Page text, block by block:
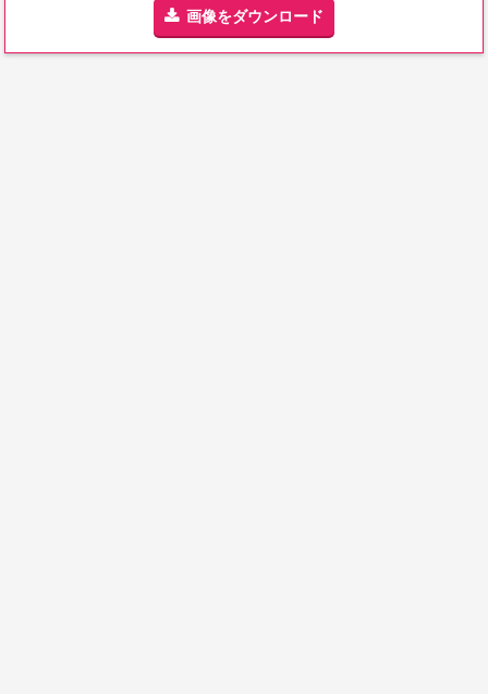
画像をダウンロード